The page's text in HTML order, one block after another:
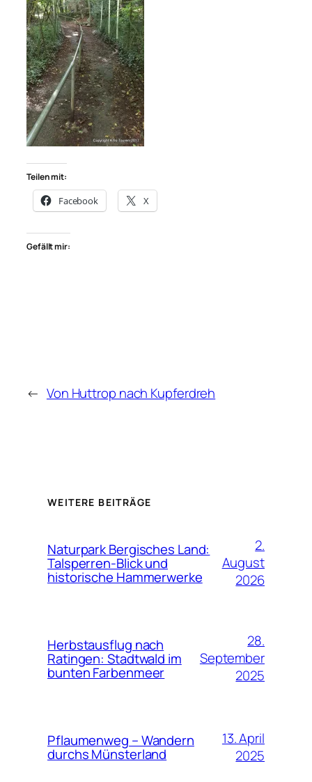
Teilen mit:
Facebook X
Gefällt mir:
← Von Huttrop nach Kupferdreh
WEITERE BEITRÄGE
Naturpark Bergisches Land:
Talsperren-Blick und
historische Hammerwerke
2.
August
2026
Herbstausflug nach
Ratingen: Stadtwald im
bunten Farbenmeer
28.
September
2025
Pflaumenweg – Wandern
durchs Münsterland
13. April
2025